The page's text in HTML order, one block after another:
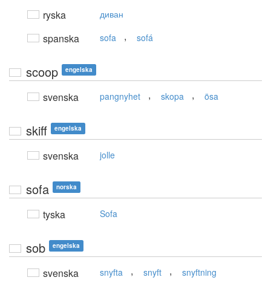
ryska диван
spanska sofa , sofá
scoop engelska
svenska pangnyhet , skopa , ösa
skiff engelska
svenska jolle
sofa norska
tyska Sofa
sob engelska
svenska snyfta , snyft , snyftning